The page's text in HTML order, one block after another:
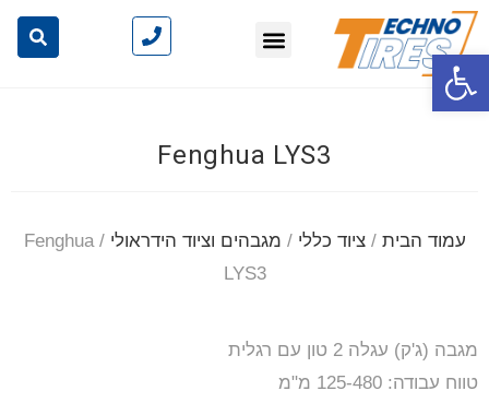
פתח סרגל נגישות
Fenghua LYS3
עמוד הבית /ציוד כללי / מגבהים וציוד הידראולי
/ Fenghua
LYS3
מגבה (ג'ק) עגלה 2 טון עם רגלית
טווח עבודה: 125-480 מ"מ